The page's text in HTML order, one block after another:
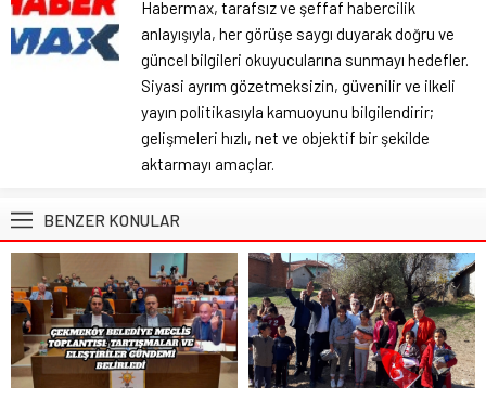
Habermax, tarafsız ve şeffaf habercilik
anlayışıyla, her görüşe saygı duyarak doğru ve
güncel bilgileri okuyucularına sunmayı hedefler.
Siyasi ayrım gözetmeksizin, güvenilir ve ilkeli
yayın politikasıyla kamuoyunu bilgilendirir;
gelişmeleri hızlı, net ve objektif bir şekilde
aktarmayı amaçlar.
BENZER KONULAR